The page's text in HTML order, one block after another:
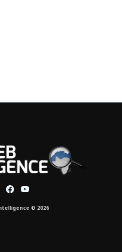
© 2026